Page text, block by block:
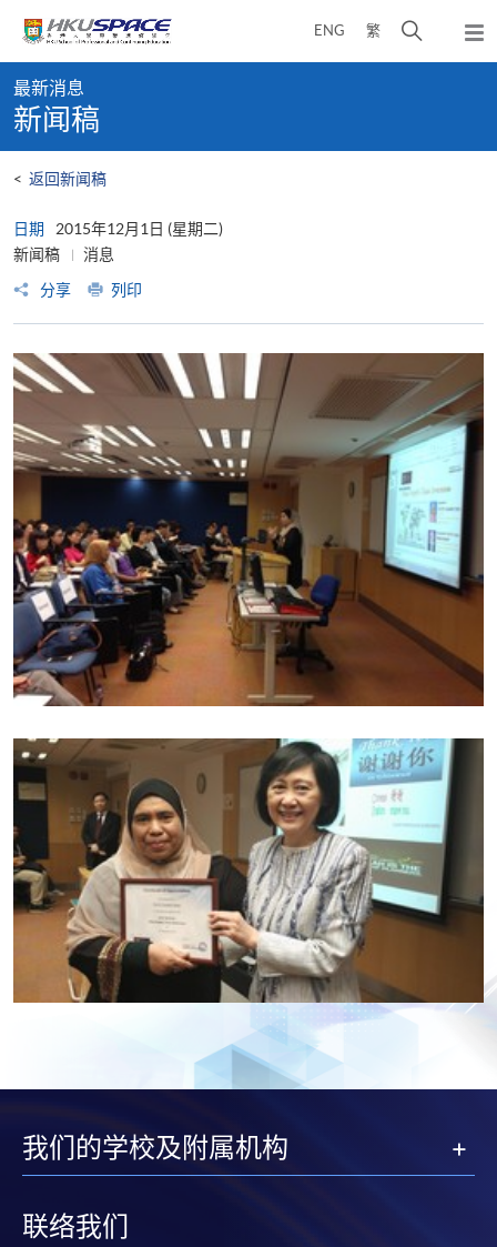
content
ENG 繁
开
弹
出
content
start
最新消息
新闻稿
< 返回新闻稿
日期
2015年12月1日 (星期二)
新闻稿
消息
分享
列印
我们的学校及附属机构
联络我们